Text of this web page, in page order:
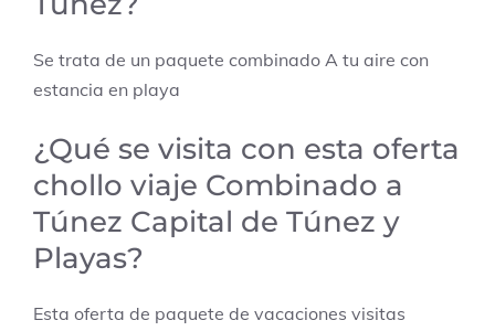
Se trata de un paquete combinado A tu aire con
estancia en playa
¿Qué se visita con esta oferta
chollo viaje Combinado a
Túnez Capital de Túnez y
Playas?
Esta oferta de paquete de vacaciones visitas